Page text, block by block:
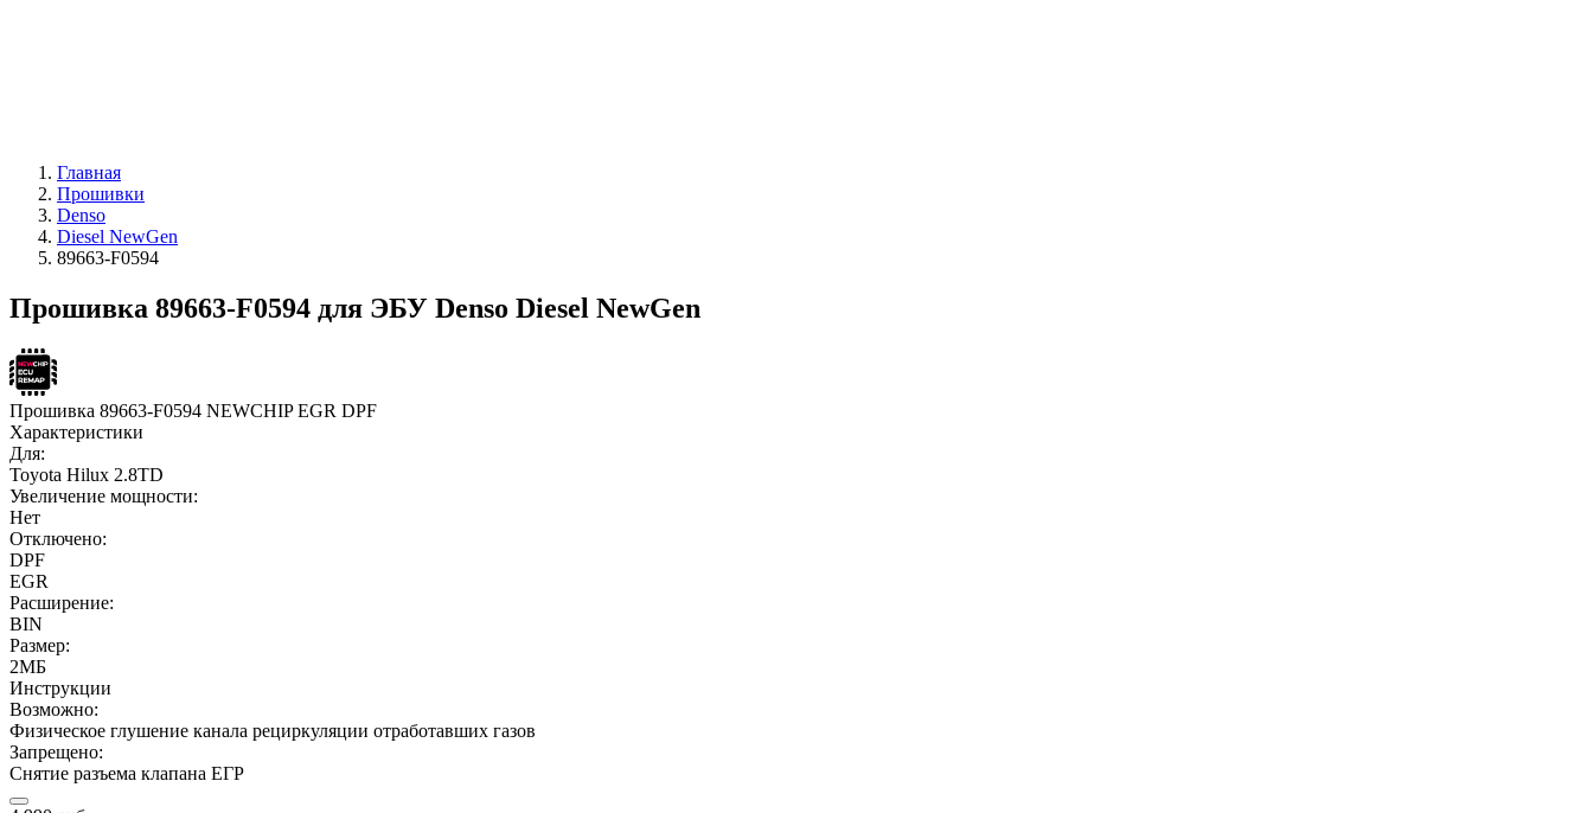
Главная
Прошивки
Denso
Diesel NewGen
89663-F0594
Прошивка 89663-F0594 для ЭБУ Denso Diesel NewGen
Прошивка 89663-F0594 NEWCHIP EGR DPF
Характеристики
Для:
Toyota Hilux 2.8TD
Увеличение мощности:
Нет
Отключено:
DPF
EGR
Расширение:
BIN
Размер:
2МБ
Инструкции
Возможно:
Физическое глушение канала рециркуляции отработавших газов
Запрещено:
Снятие разъема клапана ЕГР